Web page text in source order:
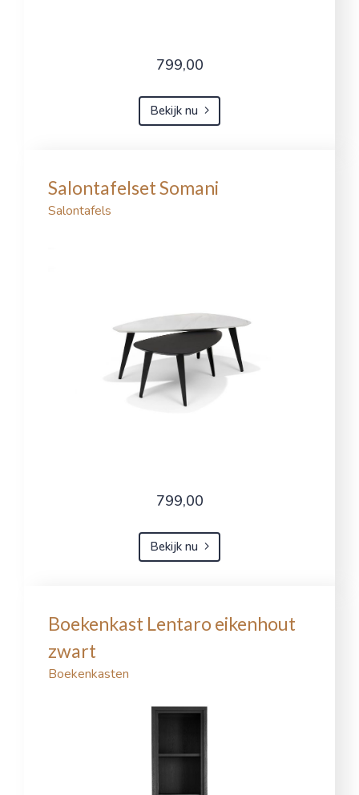
799,00
Bekijk nu
Salontafelset Somani
Salontafels
799,00
Bekijk nu
Boekenkast Lentaro eikenhout
zwart
Boekenkasten